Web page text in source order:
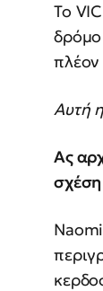
Το
δρόμο
πλέον
Αυτή
Ας
σχέση
Νaomi